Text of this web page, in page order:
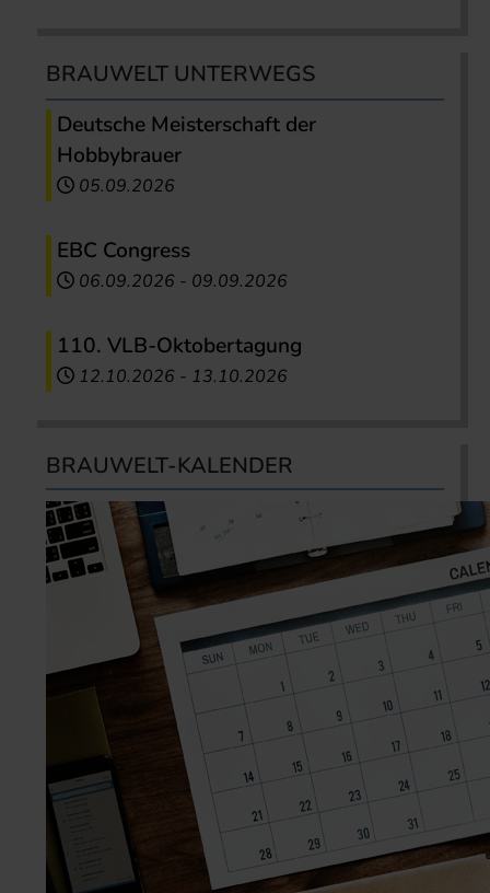
BRAUWELT UNTERWEGS
Deutsche Meisterschaft der
Hobbybrauer
05.09.2026
EBC Congress
06.09.2026 - 09.09.2026
110. VLB-Oktobertagung
12.10.2026 - 13.10.2026
BRAUWELT-KALENDER